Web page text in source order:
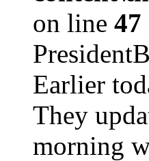
on line 47
Earlier
They
morning